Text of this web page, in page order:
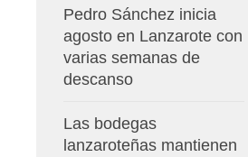
Pedro Sánchez inicia
agosto en Lanzarote con
varias semanas de
descanso
Las bodegas
lanzaroteñas mantienen